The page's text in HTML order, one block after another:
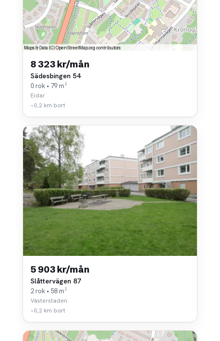
8 323 kr/mån
Sädesbingen 54
0 rok • 79 m²
Eidar
~0,2 km bort
5 903 kr/mån
Slåttervägen 87
2 rok • 58 m²
Västerstaden
~0,2 km bort